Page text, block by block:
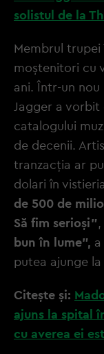
solistul de la
Membrul trupei
moștenitori cu
ani. Într-un
Jagger a vorbit
catalogului
de decenii.
tranzacția ar
dolari în
de 500 de
Să fim serioși"
bun în lume",
putea ajunge
Citește și:
ajuns la spital
cu averea ei